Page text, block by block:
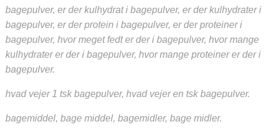
bagepulver, er der kulhydrat i bagepulver, er der kulhydrater i
bagepulver, er der protein i bagepulver, er der proteiner i
bagepulver, hvor meget fedt er der i bagepulver, hvor mange
kulhydrater er der i bagepulver, hvor mange proteiner er der i
bagepulver.
hvad vejer 1 tsk bagepulver, hvad vejer en tsk bagepulver.
bagemiddel, bage middel, bagemidler, bage midler.